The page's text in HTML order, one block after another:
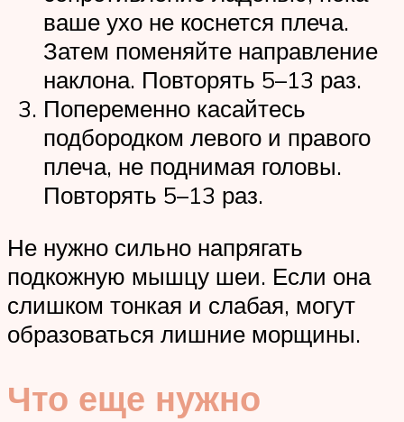
ваше ухо не коснется плеча.
Затем поменяйте направление
наклона. Повторять 5–13 раз.
Попеременно касайтесь
подбородком левого и правого
плеча, не поднимая головы.
Повторять 5–13 раз.
Не нужно сильно напрягать
подкожную мышцу шеи. Если она
слишком тонкая и слабая, могут
образоваться лишние морщины.
Что еще нужно